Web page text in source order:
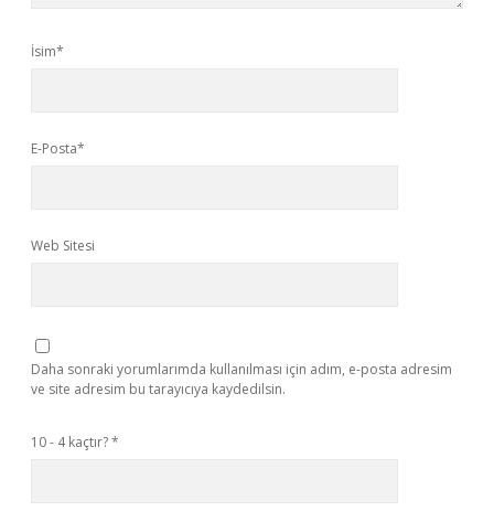
İsim*
E-Posta*
Web Sitesi
Daha sonraki yorumlarımda kullanılması için adım, e-posta adresim
ve site adresim bu tarayıcıya kaydedilsin.
10 - 4 kaçtır?*